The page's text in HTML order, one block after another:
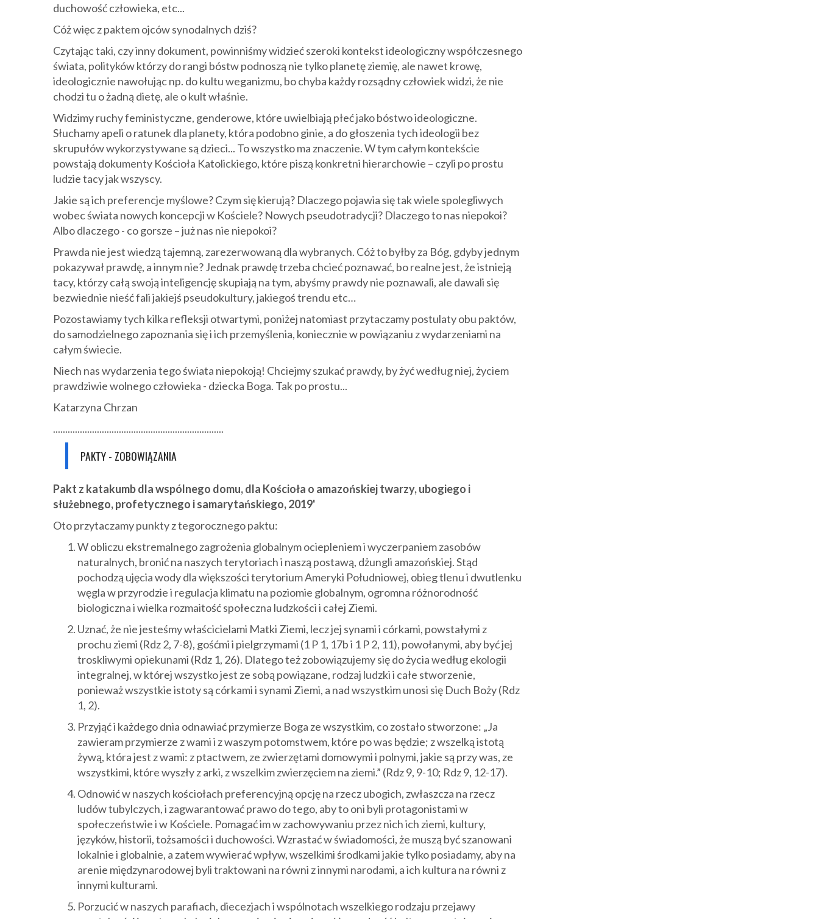
duchowość człowieka, etc...
Cóż więc z paktem ojców synodalnych dziś?
Czytając taki, czy inny dokument, powinniśmy widzieć szeroki kontekst ideologiczny współczesnego
świata, polityków którzy do rangi bóstw podnoszą nie tylko planetę ziemię, ale nawet krowę,
ideologicznie nawołując np. do kultu weganizmu, bo chyba każdy rozsądny człowiek widzi, że nie
chodzi tu o żadną dietę, ale o kult właśnie.
Widzimy ruchy feministyczne, genderowe, które uwielbiają płeć jako bóstwo ideologiczne.
Słuchamy apeli o ratunek dla planety, która podobno ginie, a do głoszenia tych ideologii bez
skrupułów wykorzystywane są dzieci... To wszystko ma znaczenie. W tym całym kontekście
powstają dokumenty Kościoła Katolickiego, które piszą konkretni hierarchowie – czyli po prostu
ludzie tacy jak wszyscy.
Jakie są ich preferencje myślowe? Czym się kierują? Dlaczego pojawia się tak wiele spolegliwych
wobec świata nowych koncepcji w Kościele? Nowych pseudotradycji? Dlaczego to nas niepokoi?
Albo dlaczego - co gorsze – już nas nie niepokoi?
Prawda nie jest wiedzą tajemną, zarezerwowaną dla wybranych. Cóż to byłby za Bóg, gdyby jednym
pokazywał prawdę, a innym nie? Jednak prawdę trzeba chcieć poznawać, bo realne jest, że istnieją
tacy, którzy całą swoją inteligencję skupiają na tym, abyśmy prawdy nie poznawali, ale dawali się
bezwiednie nieść fali jakiejś pseudokultury, jakiegoś trendu etc…
Pozostawiamy tych kilka refleksji otwartymi, poniżej natomiast przytaczamy postulaty obu paktów,
do samodzielnego zapoznania się i ich przemyślenia, koniecznie w powiązaniu z wydarzeniami na
całym świecie.
Niech nas wydarzenia tego świata niepokoją! Chciejmy szukać prawdy, by żyć według niej, życiem
prawdziwie wolnego człowieka - dziecka Boga. Tak po prostu...
Katarzyna Chrzan
......................................................................
PAKTY - ZOBOWIĄZANIA
Pakt z katakumb dla wspólnego domu, dla Kościoła o amazońskiej twarzy, ubogiego i
służebnego, profetycznego i samarytańskiego, 2019'
Oto przytaczamy punkty z tegorocznego paktu:
W obliczu ekstremalnego zagrożenia globalnym ociepleniem i wyczerpaniem zasobów
naturalnych, bronić na naszych terytoriach i naszą postawą, dżungli amazońskiej. Stąd
pochodzą ujęcia wody dla większości terytorium Ameryki Południowej, obieg tlenu i dwutlenku
węgla w przyrodzie i regulacja klimatu na poziomie globalnym, ogromna różnorodność
biologiczna i wielka rozmaitość społeczna ludzkości i całej Ziemi.
Uznać, że nie jesteśmy właścicielami Matki Ziemi, lecz jej synami i córkami, powstałymi z
prochu ziemi (Rdz 2, 7-8), gośćmi i pielgrzymami (1 P 1, 17b i 1 P 2, 11), powołanymi, aby być jej
troskliwymi opiekunami (Rdz 1, 26). Dlatego też zobowiązujemy się do życia według ekologii
integralnej, w której wszystko jest ze sobą powiązane, rodzaj ludzki i całe stworzenie,
ponieważ wszystkie istoty są córkami i synami Ziemi, a nad wszystkim unosi się Duch Boży (Rdz
1, 2).
Przyjąć i każdego dnia odnawiać przymierze Boga ze wszystkim, co zostało stworzone: „Ja
zawieram przymierze z wami i z waszym potomstwem, które po was będzie; z wszelką istotą
żywą, która jest z wami: z ptactwem, ze zwierzętami domowymi i polnymi, jakie są przy was, ze
wszystkimi, które wyszły z arki, z wszelkim zwierzęciem na ziemi.” (Rdz 9, 9-10; Rdz 9, 12-17).
Odnowić w naszych kościołach preferencyjną opcję na rzecz ubogich, zwłaszcza na rzecz
ludów tubylczych, i zagwarantować prawo do tego, aby to oni byli protagonistami w
społeczeństwie i w Kościele. Pomagać im w zachowywaniu przez nich ich ziemi, kultury,
języków, historii, tożsamości i duchowości. Wzrastać w świadomości, że muszą być szanowani
lokalnie i globalnie, a zatem wywierać wpływ, wszelkimi środkami jakie tylko posiadamy, aby na
arenie międzynarodowej byli traktowani na równi z innymi narodami, a ich kultura na równi z
innymi kulturami.
Porzucić w naszych parafiach, diecezjach i wspólnotach wszelkiego rodzaju przejawy